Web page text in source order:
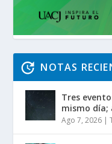
NOTAS
Tres
mismo
Ago 7, 2026 |